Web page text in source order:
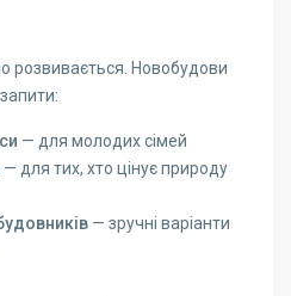
розвивається. Новобудови
— для молодих сімей
— для тих, хто цінує природу
— зручні варіанти